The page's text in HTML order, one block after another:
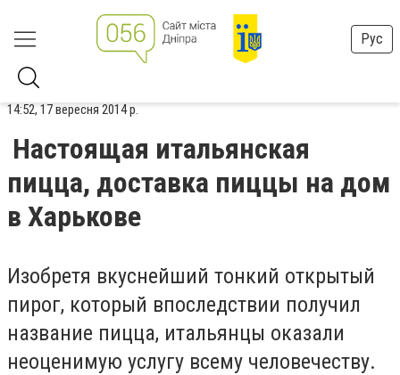
Рус
14:52, 17 вересня 2014 р.
Настоящая итальянская
пицца, доставка пиццы на дом
в Харькове
Изобретя вкуснейший тонкий открытый
пирог, который впоследствии получил
название пицца, итальянцы оказали
неоценимую услугу всему человечеству.